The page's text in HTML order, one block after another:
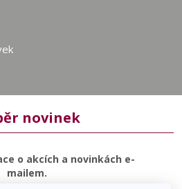
novinek
o akcích a novinkách e-
mailem.